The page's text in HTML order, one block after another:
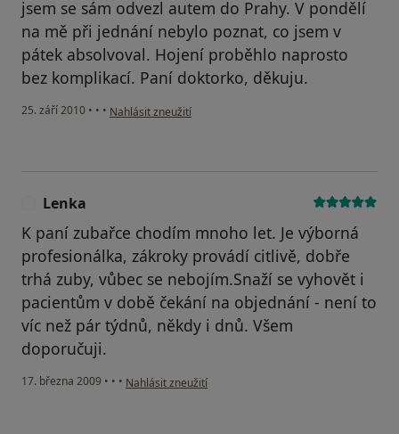
jsem se sám odvezl autem do Prahy. V pondělí
na mě při jednání nebylo poznat, co jsem v
pátek absolvoval. Hojení proběhlo naprosto
bez komplikací. Paní doktorko, děkuju.
25. září 2010 • • • podle názoru uživatele Váš účet byl odstraněn
Nahlásit zneužití
Lenka
K paní zubařce chodím mnoho let. Je výborná
profesionálka, zákroky provádí citlivě, dobře
trhá zuby, vůbec se nebojím.Snaží se vyhovět i
pacientům v době čekání na objednání - není to
víc než pár týdnů, někdy i dnů. Všem
doporučuji.
17. března 2009 • • • podle názoru uživatele Lenka
Nahlásit zneužití